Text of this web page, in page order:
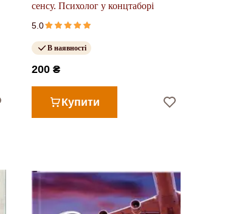
сенсу. Психолог у концтаборі
5.0
В наявності
200 ₴
Купити